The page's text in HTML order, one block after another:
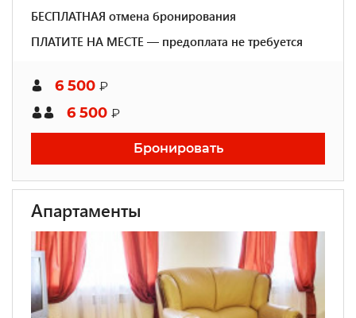
БЕСПЛАТНАЯ отмена бронирования
ПЛАТИТЕ НА МЕСТЕ — предоплата не требуется
6 500 ₽
6 500 ₽
Бронировать
Апартаменты